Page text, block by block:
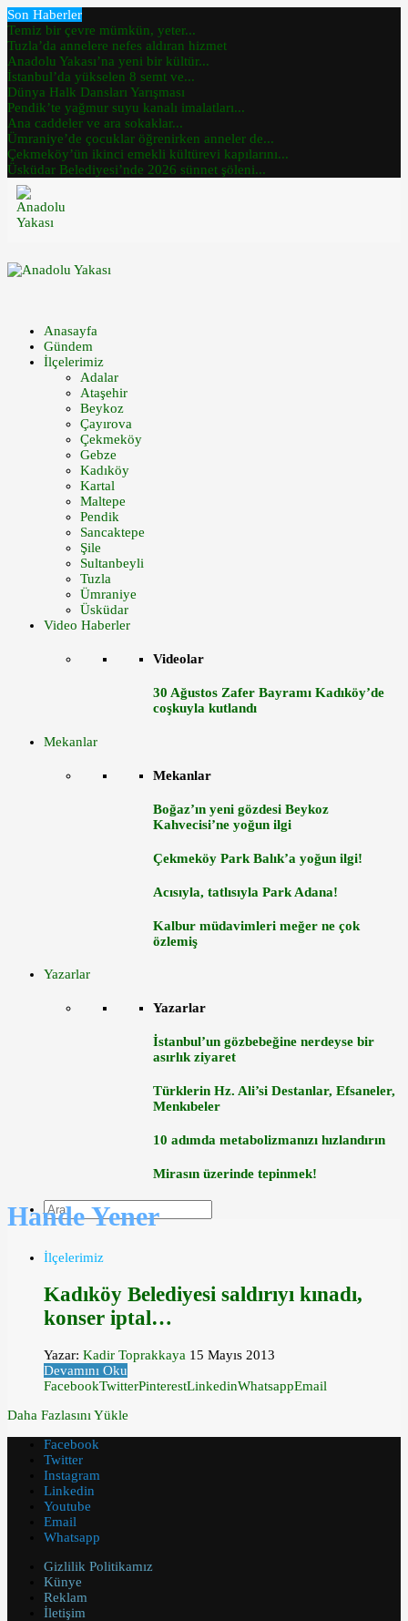
Son Haberler
Temiz bir çevre mümkün, yeter...
Tuzla’da annelere nefes aldıran hizmet
Anadolu Yakası’na yeni bir kültür...
İstanbul’da yükselen 8 semt ve...
Dünya Halk Dansları Yarışması
Pendik’te yağmur suyu kanalı imalatları...
Ana caddeler ve ara sokaklar...
Ümraniye’de çocuklar öğrenirken anneler de...
Çekmeköy’ün ikinci emekli kültürevi kapılarını...
Üsküdar Belediyesi’nde 2026 sünnet şöleni...
Anasayfa
Gündem
İlçelerimiz
Adalar
Ataşehir
Beykoz
Çayırova
Çekmeköy
Gebze
Kadıköy
Kartal
Maltepe
Pendik
Sancaktepe
Şile
Sultanbeyli
Tuzla
Ümraniye
Üsküdar
Video Haberler
Videolar
30 Ağustos Zafer Bayramı Kadıköy’de
coşkuyla kutlandı
Mekanlar
Mekanlar
Boğaz’ın yeni gözdesi Beykoz
Kahvecisi’ne yoğun ilgi
Çekmeköy Park Balık’a yoğun ilgi!
Acısıyla, tatlısıyla Park Adana!
Kalbur müdavimleri meğer ne çok
özlemiş
Yazarlar
Yazarlar
İstanbul’un gözbebeğine nerdeyse bir
asırlık ziyaret
Türklerin Hz. Ali’si Destanlar, Efsaneler,
Menkıbeler
10 adımda metabolizmanızı hızlandırın
Mirasın üzerinde tepinmek!
Hande Yener
İlçelerimiz
Kadıköy Belediyesi saldırıyı kınadı,
konser iptal…
Yazar: Kadir Toprakkaya 15 Mayıs 2013
Devamını Oku
FacebookTwitterPinterestLinkedinWhatsappEmail
Daha Fazlasını Yükle
Facebook
Twitter
Instagram
Linkedin
Youtube
Email
Whatsapp
Gizlilik Politikamız
Künye
Reklam
İletişim